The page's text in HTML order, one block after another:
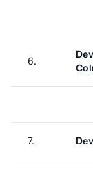
6.
7.